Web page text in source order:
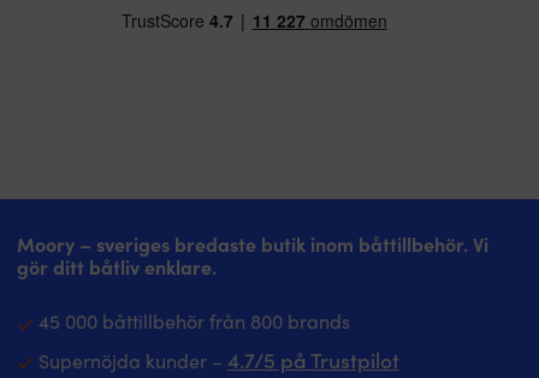
Moory – sveriges bredaste butik inom båttillbehör. Vi
gör ditt båtliv enklare.
45 000 båttillbehör från 800 brands
Supernöjda kunder – 4.7/5 på Trustpilot